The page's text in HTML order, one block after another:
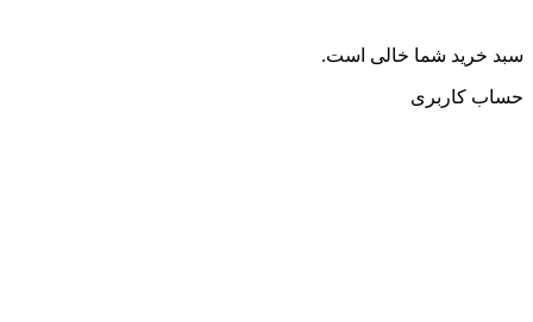
سبد خرید شما خالی است.
حساب کاربری